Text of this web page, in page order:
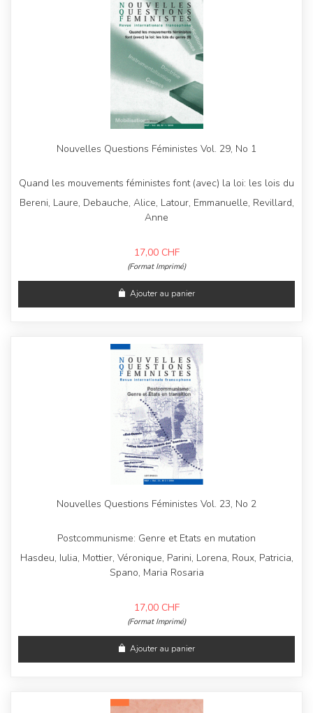
Nouvelles Questions Féministes Vol. 29, No 1
Quand les mouvements féministes font (avec) la loi: les lois du
Bereni, Laure, Debauche, Alice, Latour, Emmanuelle, Revillard,
Anne
17,00 CHF
(Format Imprimé)
Ajouter au panier
Nouvelles Questions Féministes Vol. 23, No 2
Postcommunisme: Genre et Etats en mutation
Hasdeu, Iulia, Mottier, Véronique, Parini, Lorena, Roux, Patricia,
Spano, Maria Rosaria
17,00 CHF
(Format Imprimé)
Ajouter au panier